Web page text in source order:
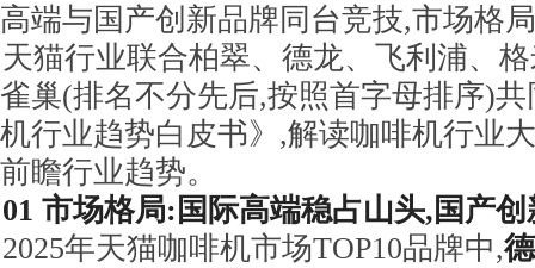
高端与国产创新品牌同台竞技,市场格
天猫行业联合柏翠、德龙、飞利浦、
雀巢(排名不分先后,按照首字母排序)共
机行业趋势白皮书》,解读咖啡机行业
前瞻行业趋势。
01 市场格局:国际高端稳占山头,国产
2025年天猫咖啡机市场TOP10品牌中,